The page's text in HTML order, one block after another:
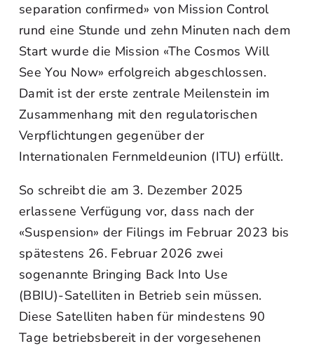
separation confirmed» von Mission Control
rund eine Stunde und zehn Minuten nach dem
Start wurde die Mission «The Cosmos Will
See You Now» erfolgreich abgeschlossen.
Damit ist der erste zentrale Meilenstein im
Zusammenhang mit den regulatorischen
Verpflichtungen gegenüber der
Internationalen Fernmeldeunion (ITU) erfüllt.
So schreibt die am 3. Dezember 2025
erlassene Verfügung vor, dass nach der
«Suspension» der Filings im Februar 2023 bis
spätestens 26. Februar 2026 zwei
sogenannte Bringing Back Into Use
(BBIU)‑Satelliten in Betrieb sein müssen.
Diese Satelliten haben für mindestens 90
Tage betriebsbereit in der vorgesehenen